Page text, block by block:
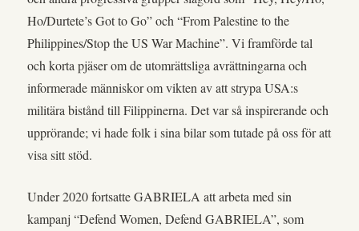
Ho/Durtete’s Got to Go” och “From Palestine to the
Philippines/Stop the US War Machine”. Vi framförde tal
och korta pjäser om de utomrättsliga avrättningarna och
informerade människor om vikten av att strypa USA:s
militära bistånd till Filippinerna. Det var så inspirerande och
upprörande; vi hade folk i sina bilar som tutade på oss för att
visa sitt stöd.
Under 2020 fortsatte GABRIELA att arbeta med sin
kampanj “Defend Women, Defend GABRIELA”, som